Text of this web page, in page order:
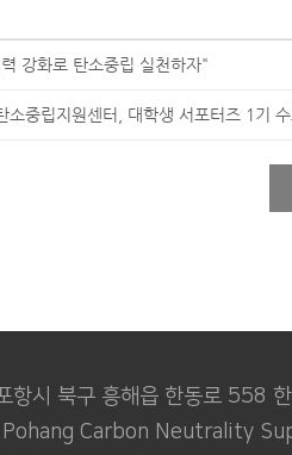
강화로 탄소중립 실천하자"
소중립지원센터, 대학생 서포터즈 1기
시 북구 흥해읍 한동로 558
Carbon Neutrality